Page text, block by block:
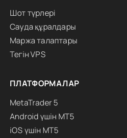
Шот түрлері
Сауда құралдары
Маржа талаптары
Тегін VPS
ПЛАТФОРМАЛАР
MetaTrader 5
Android үшін MT5
iOS үшін MT5